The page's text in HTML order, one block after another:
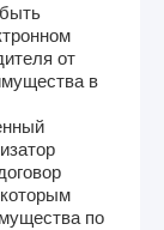
от
в
по